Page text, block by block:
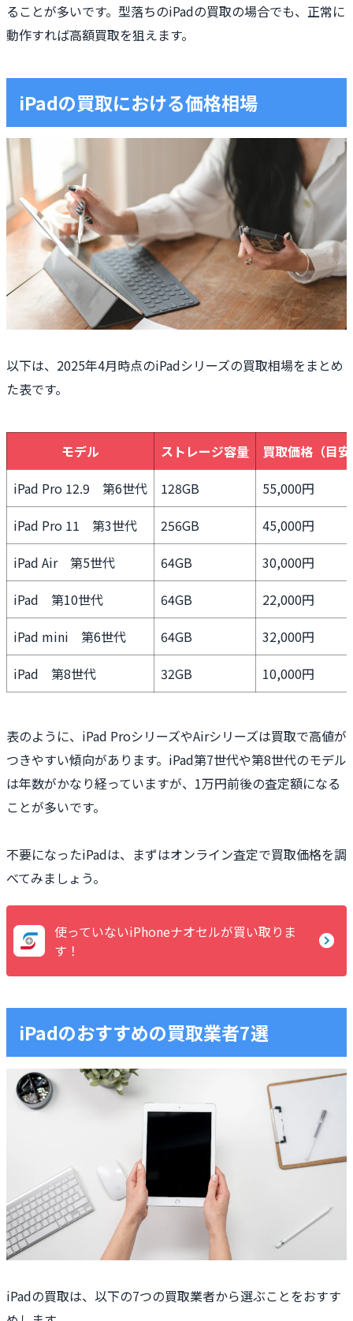
ることが多いです。型落ちのiPadの買取の場合でも、正常に
動作すれば高額買取を狙えます。
iPadの買取における価格相場
以下は、2025年4月時点のiPadシリーズの買取相場をまとめ
た表です。
モデル ストレージ容量
買取価格（目
iPad Pro 12.9 第6世代
128GB
55,000円
iPad Pro 11 第3世代
256GB
45,000円
iPad Air 第5世代
64GB
30,000円
iPad 第10世代
64GB
22,000円
iPad mini 第6世代
64GB
32,000円
iPad 第8世代
32GB 10,000円
表のように、iPad ProシリーズやAirシリーズは買取で高値が
つきやすい傾向があります。iPad第7世代や第8世代のモデル
は年数がかなり経っていますが、1万円前後の査定額になる
ことが多いです。
不要になったiPadは、まずはオンライン査定で買取価格を調
べてみましょう。
使っていないiPhoneナオセルが買い取りま
す！
iPadのおすすめの買取業者7選
iPadの買取は、以下の7つの買取業者から選ぶことをおすす